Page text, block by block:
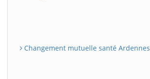
Changement mutuelle santé Ardennes